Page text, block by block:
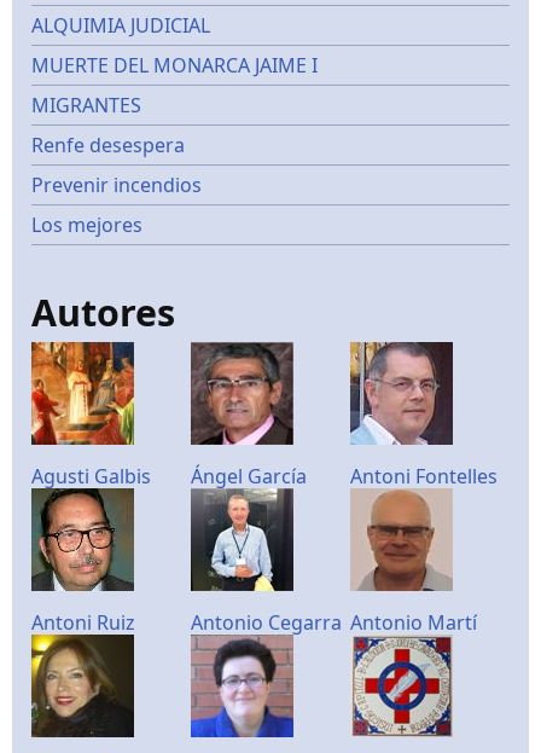
ALQUIMIA JUDICIAL
MUERTE DEL MONARCA JAIME I
MIGRANTES
Renfe desespera
Prevenir incendios
Los mejores
Autores
Agusti Galbis Ángel García Antoni Fontelles
Antoni Ruiz Antonio Cegarra Antonio Martí